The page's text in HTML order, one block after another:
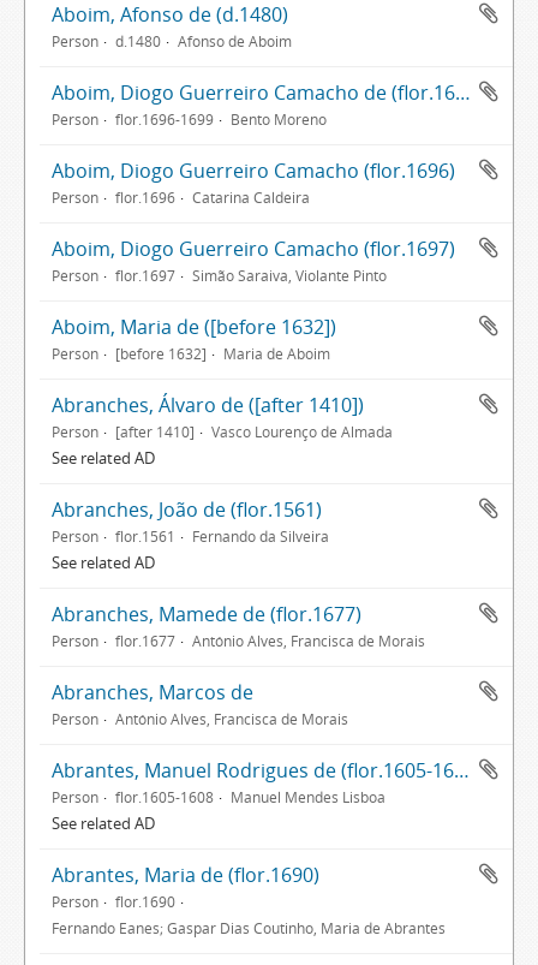
Aboim, Afonso de (d.1480)
Person d.1480 Afonso de Aboim
Aboim, Diogo Guerreiro Camacho de (flor.1696-1699)
Person flor.1696-1699 Bento Moreno
Aboim, Diogo Guerreiro Camacho (flor.1696)
Person flor.1696 Catarina Caldeira
Aboim, Diogo Guerreiro Camacho (flor.1697)
Person flor.1697 Simão Saraiva, Violante Pinto
Aboim, Maria de ([before 1632])
Person [before 1632] Maria de Aboim
Abranches, Álvaro de ([after 1410])
Person [after 1410] Vasco Lourenço de Almada
See related AD
Abranches, João de (flor.1561)
Person flor.1561 Fernando da Silveira
See related AD
Abranches, Mamede de (flor.1677)
Person flor.1677 António Alves, Francisca de Morais
Abranches, Marcos de
Person António Alves, Francisca de Morais
Abrantes, Manuel Rodrigues de (flor.1605-1608)
Person flor.1605-1608 Manuel Mendes Lisboa
See related AD
Abrantes, Maria de (flor.1690)
Person
flor.1690
Fernando Eanes; Gaspar Dias Coutinho, Maria de Abrantes